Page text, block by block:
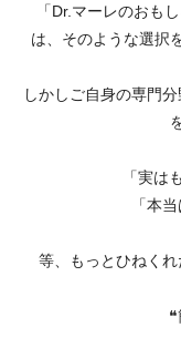
「Dr.マーレのおも
は、そのような選択
しかしご自身の専門
「実は
「本
等、もっとひねくれ